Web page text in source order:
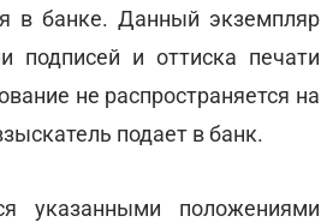
в банке. Данный экземпляр
подписей и оттиска печати
не распространяется на
подает в банк.
указанными положениями